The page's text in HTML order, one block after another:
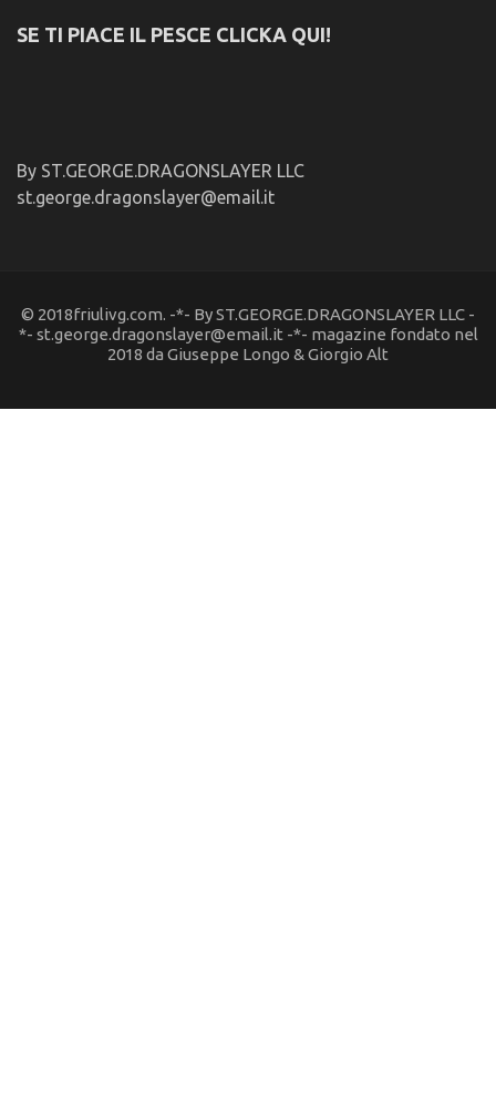
SE TI PIACE IL PESCE CLICKA QUI!
By ST.GEORGE.DRAGONSLAYER LLC
st.george.dragonslayer@email.it
© 2018friulivg.com. -*- By ST.GEORGE.DRAGONSLAYER LLC -
*- st.george.dragonslayer@email.it -*- magazine fondato nel
2018 da Giuseppe Longo & Giorgio Alt